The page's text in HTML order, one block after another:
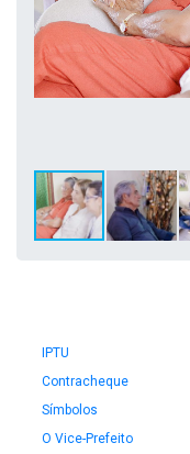
IPTU
Contracheque
Símbolos
O Vice-Prefeito